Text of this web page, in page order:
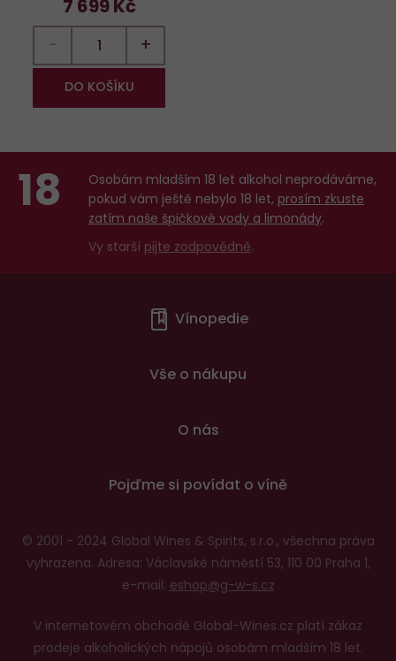
7 699 Kč
− +
DO KOŠÍKU
18
Osobám mladším 18 let alkohol neprodáváme,
pokud vám ještě nebylo 18 let, prosím zkuste
zatím naše špičkové vody a limonády.
Vy starší pijte zodpovědně.
Vínopedie
Vše o nákupu
O nás
Pojďme si povídat o víně
© 2001 - 2024 Global Wines & Spirits, s.r.o., všechna práva
vyhrazena. Adresa: Václavské náměstí 53, 110 00 Praha 1,
e-mail: eshop@g-w-s.cz
V internetovém obchodě Global-Wines.cz platí zákaz
prodeje alkoholických nápojů osobám mladším 18 let.